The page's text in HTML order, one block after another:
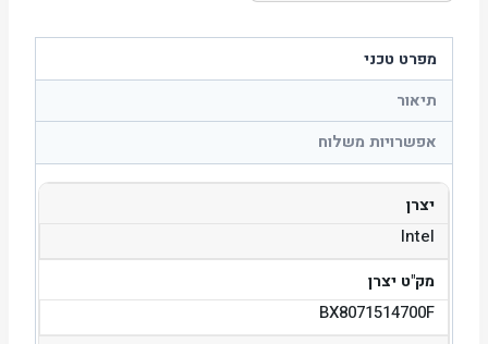
מפרט טכני
תיאור
אפשרויות משלוח
יצרן
Intel
מק"ט יצרן
BX8071514700F